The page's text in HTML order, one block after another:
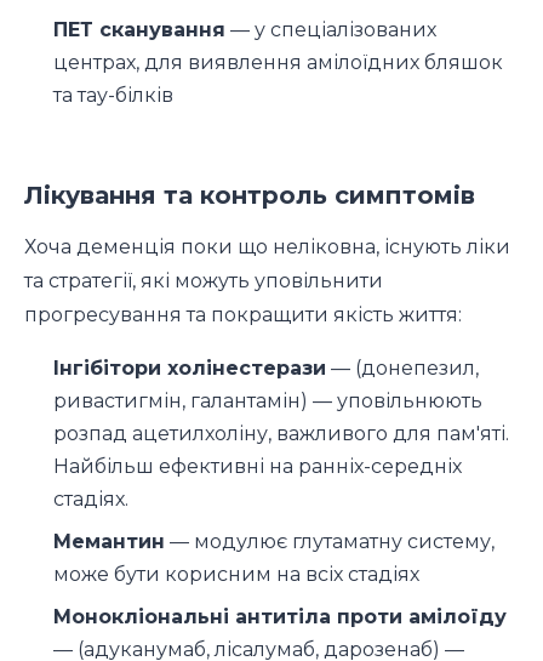
ПЕТ сканування — у спеціалізованих
центрах, для виявлення амілоїдних бляшок
та тау-білків
Лікування та контроль симптомів
Хоча деменція поки що неліковна, існують ліки
та стратегії, які можуть уповільнити
прогресування та покращити якість життя:
Інгібітори холінестерази — (донепезил,
ривастигмін, галантамін) — уповільнюють
розпад ацетилхоліну, важливого для пам'яті.
Найбільш ефективні на ранніх-середніх
стадіях.
Мемантин — модулює глутаматну систему,
може бути корисним на всіх стадіях
Монокліональні антитіла проти амілоїду
— (адуканумаб, лісалумаб, дарозенаб) —